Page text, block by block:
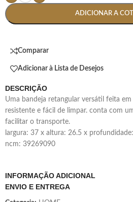
ADICIONAR A
Comparar
Adicionar à Lista de Desejos
DESCRIÇÃO
uma bandeja retangular versátil feita em melamina material leve,
resistente e fácil de limpar. conta com
facilitar o transporte.
largura: 37 x altura: 26.5 x
ncm: 39269090
INFORMAÇÃO ADICIONAL
ENVIO E ENTREGA